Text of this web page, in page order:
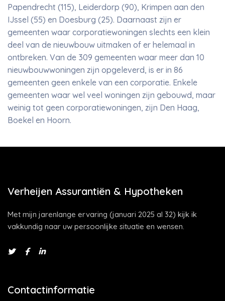
Papendrecht (115), Leiderdorp (90), Krimpen aan den
IJssel (55) en Doesburg (25). Daarnaast zijn er
gemeenten waar corporatiewoningen slechts een klein
deel van de nieuwbouw uitmaken of er helemaal in
ontbreken. Van de 309 gemeenten waar meer dan 10
nieuwbouwwoningen zijn opgeleverd, is er in 86
gemeenten geen enkele van een corporatie. Enkele
gemeenten waar wel veel woningen zijn gebouwd, maar
weinig tot geen corporatiewoningen, zijn Den Haag,
Boekel en Hoorn.
Verheijen Assurantiën & Hypotheken
Met mijn jarenlange ervaring (januari 2025 al 32) kijk ik
vakkundig naar uw persoonlijke situatie en wensen.
Contactinformatie